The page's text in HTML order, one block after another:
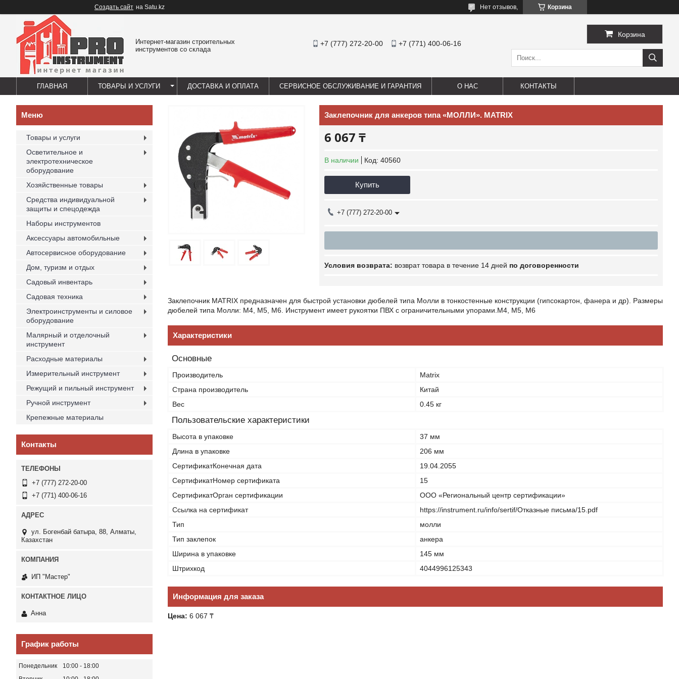
Создать сайт на Satu.kz Корзина
Нет отзывов,
Интернет-магазин строительных
инструментов со склада
+7 (777) 272-20-00 +7 (771) 400-06-16
Корзина
ГЛАВНАЯ ТОВАРЫ И УСЛУГИ ДОСТАВКА И ОПЛАТА СЕРВИСНОЕ ОБСЛУЖИВАНИЕ И ГАРАНТИЯ О НАС КОНТАКТЫ
Заклепочник для анкеров типа «МОЛЛИ». MATRIX
6 067 ₸
В наличии Код: 40560
Купить
+7 (777) 272-20-00
возврат товара в течение 14 дней по договоренности
Заклепочник MATRIX предназначен для быстрой установки дюбелей типа Молли в тонкостенные конструкции (гипсокартон, фанера и др). Размеры
дюбелей типа Молли: М4, М5, М6. Инструмент имеет рукоятки ПВХ с ограничительными упорами.М4, М5, М6
Характеристики
Основные
Производитель
Matrix
Страна производитель
Китай
Вес
0.45 кг
Пользовательские характеристики
Высота в упаковке
37 мм
Длина в упаковке
206 мм
СертификатКонечная дата
19.04.2055
СертификатНомер сертификата
15
СертификатОрган сертификации
ООО «Региональный центр сертификации»
Ссылка на сертификат
https://instrument.ru/info/sertif/Отказные письма/15.pdf
Тип
молли
Тип заклепок
анкера
Ширина в упаковке
145 мм
Штрихкод
4044996125343
Информация для заказа
Цена: 6 067 ₸
Товары и услуги
Осветительное и
электротехническое
оборудование
Хозяйственные товары
Средства индивидуальной
защиты и спецодежда
Наборы инструментов
Аксессуары автомобильные
Автосервисное оборудование
Дом, туризм и отдых
Садовый инвентарь
Садовая техника
Электроинструменты и силовое
оборудование
Малярный и отделочный
инструмент
Расходные материалы
Измерительный инструмент
Режущий и пильный инструмент
Ручной инструмент
Крепежные материалы
Контакты
+7 (777) 272-20-00
+7 (771) 400-06-16
ул. Богенбай батыра, 88, Алматы,
Казахстан
ИП "Мастер"
Анна
График работы
Понедельник 10:00
18:00